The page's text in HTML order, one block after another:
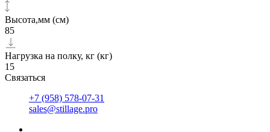
Высота,мм (см)
85
Нагрузка на полку, кг (кг)
15
Связаться
+7 (958) 578-07-31
sales@stillage.pro